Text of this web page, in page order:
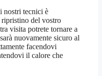
nostri tecnici è
ripristino del vostro
visita potrete tornare a
nuovamente sicuro al
facendovi
il calore che